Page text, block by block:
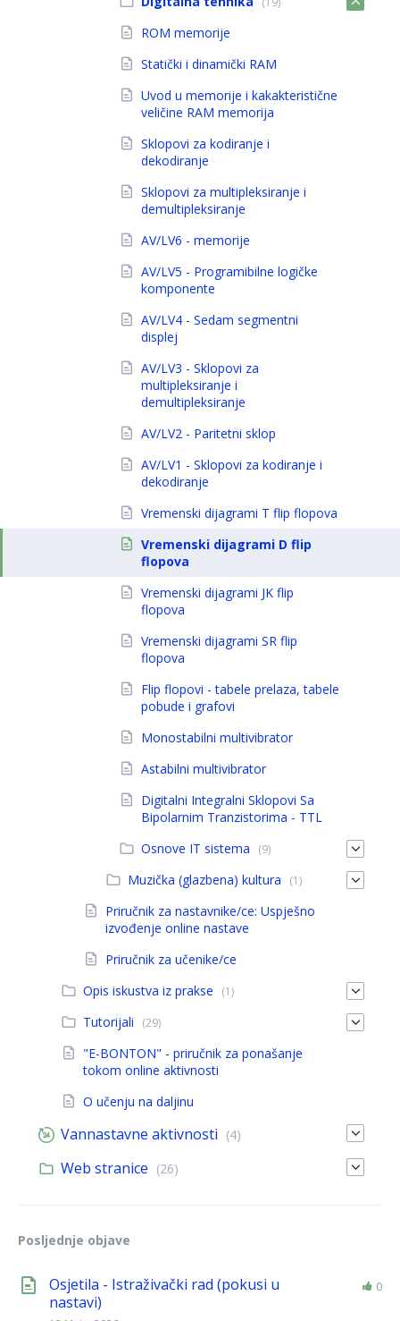
ROM memorije
Statički i dinamički RAM
Uvod u memorije i kakakteristične
veličine RAM memorija
Sklopovi za kodiranje i
dekodiranje
Sklopovi za multipleksiranje i
demultipleksiranje
AV/LV6 - memorije
AV/LV5 - Programibilne logičke
komponente
AV/LV4 - Sedam segmentni
displej
AV/LV3 - Sklopovi za
multipleksiranje i
demultipleksiranje
AV/LV2 - Paritetni sklop
AV/LV1 - Sklopovi za kodiranje i
dekodiranje
Vremenski dijagrami T flip flopova
Vremenski dijagrami D flip
flopova
Vremenski dijagrami JK flip
flopova
Vremenski dijagrami SR flip
flopova
Flip flopovi - tabele prelaza, tabele
pobude i grafovi
Monostabilni multivibrator
Astabilni multivibrator
Digitalni Integralni Sklopovi Sa
Bipolarnim Tranzistorima - TTL
Osnove IT sistema
(9)
Muzička (glazbena) kultura (1)
Priručnik za nastavnike/ce: Uspješno
izvođenje online nastave
Priručnik za učenike/ce
Opis iskustva iz prakse
(1)
Tutorijali (29)
"E-BONTON" - priručnik za ponašanje
tokom online aktivnosti
O učenju na daljinu
Vannastavne aktivnosti (4)
Web stranice (26)
Posljednje objave
Osjetila - Istraživački rad (pokusi u
nastavi)
0